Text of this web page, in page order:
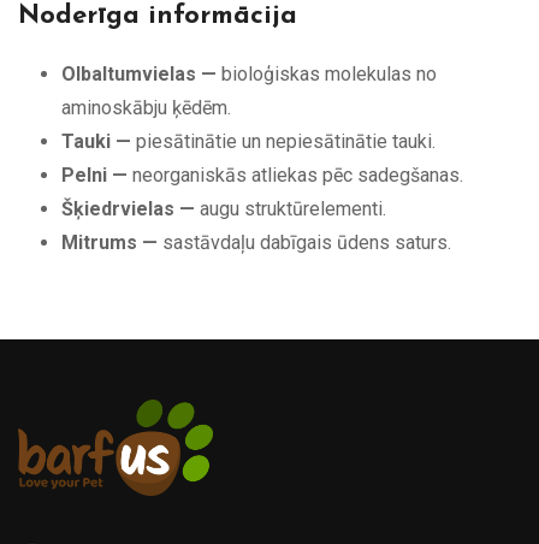
Noderīga informācija
Olbaltumvielas — bioloģiskas molekulas no
aminoskābju ķēdēm.
Tauki — piesātinātie un nepiesātinātie tauki.
Pelni — neorganiskās atliekas pēc sadegšanas.
Šķiedrvielas — augu struktūrelementi.
Mitrums — sastāvdaļu dabīgais ūdens saturs.